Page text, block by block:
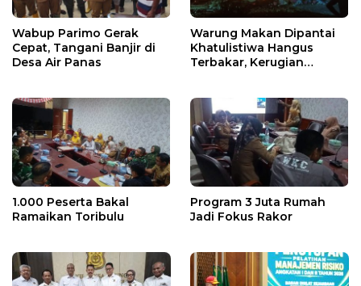
Wabup Parimo Gerak
Cepat, Tangani Banjir di
Desa Air Panas
Warung Makan Dipantai
Khatulistiwa Hangus
Terbakar, Kerugian
1.000 Peserta Bakal
Ramaikan Toribulu
Program 3 Juta Rumah
Jadi Fokus Rakor